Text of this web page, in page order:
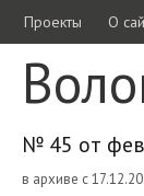
Проекты О
№ 45 от
в архиве с